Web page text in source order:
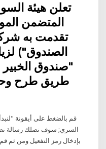
تعلن هيئة
المتضمن
تقدمت به
الصندوق")
"صندوق
طريق طرح
قم بالضغط على أيقونة
السري; سوف تصلك رسالة
بإدخال رمز التفعيل ومن ثم